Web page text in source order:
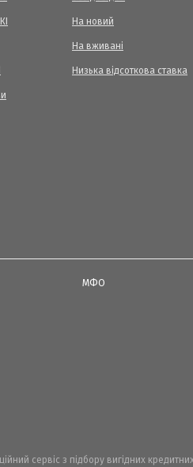
На новий
На вживані
Низька відсоткова ставка
МФО
сервіс з підбору вигідних